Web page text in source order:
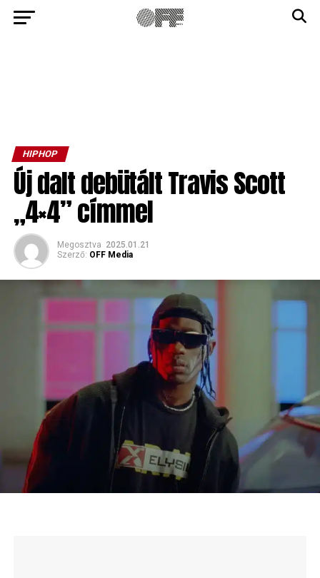
HIPHOP
Új dalt debütált Travis Scott
„4×4” címmel
Megosztva 2025.01.21
Szerző: OFF Media